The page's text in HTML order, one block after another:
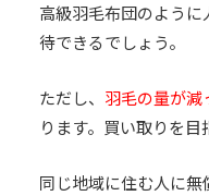
高級羽毛布団のよう
待できるでしょう。
ただし、 羽毛の量が
ります。買い取りを
同じ地域に住む人に